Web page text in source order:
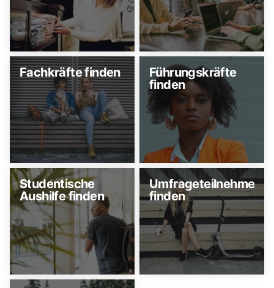
Fachkräfte finden
Führungskräfte
finden
Studentische
Aushilfe finden
Umfrageteilnehmer
finden